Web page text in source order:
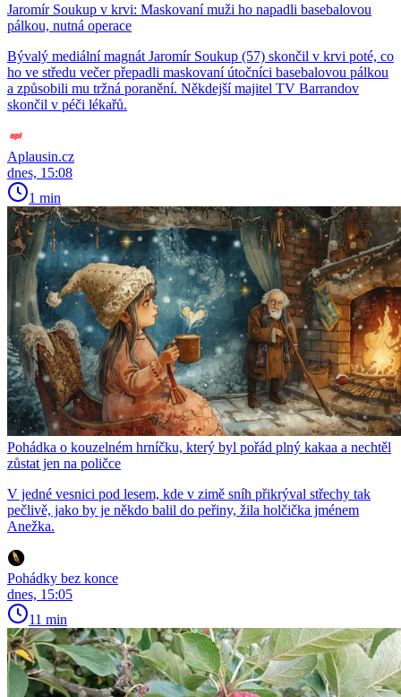
Jaromír Soukup v krvi: Maskovaní muži ho napadli basebalovou
pálkou, nutná operace
Bývalý mediální magnát Jaromír Soukup (57) skončil v krvi poté, co
ho ve středu večer přepadli maskovaní útočníci basebalovou pálkou
a způsobili mu tržná poranění. Někdejší majitel TV Barrandov
skončil v péči lékařů.
Aplausin.cz
dnes, 15:08
1 min
Pohádka o kouzelném hrníčku, který byl pořád plný kakaa a nechtěl
zůstat jen na poličce
V jedné vesnici pod lesem, kde v zimě sníh přikrýval střechy tak
pečlivě, jako by je někdo balil do peřiny, žila holčička jménem
Anežka.
Pohádky bez konce
dnes, 15:05
11 min